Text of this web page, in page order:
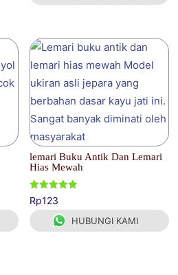
lemari Buku Antik Dan Lemari
Hias Mewah
Dinilai
5.00
dari 5
Rp123
HUBUNGI KAMI